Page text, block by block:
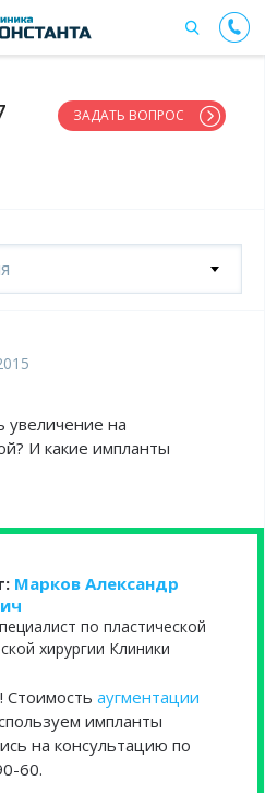
ЗАДАТЬ ВОПРОС
увеличение на
И какие импланты
Марков Александр
по пластической
хирургии Клиники
Стоимость аугментации
импланты
на консультацию по
60.